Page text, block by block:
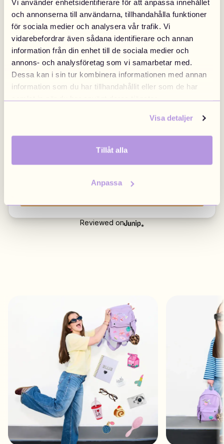
Vi använder enhetsidentifierare för att anpassa innehållet
och annonserna till användarna, tillhandahålla funktioner
för sociala medier och analysera vår trafik. Vi
vidarebefordrar även sådana identifierare och annan
information från din enhet till de sociala medier och
annons- och analysföretag som vi samarbetar med.
Dessa kan i sin tur kombinera informationen med annan
information som du har tillhandahållit eller som de har
samlat in när du har använt deras tjänster.
Visa detaljer
Tillåt alla
Anpassa
4.58 | 295 reviews
amazing
it was really pretty and good quality
Isabell K
Reviewed on
Sweden
Swedish /SEK
Finland
Finnish /EUR
Denmark
DKK
Norway
United Kingdom